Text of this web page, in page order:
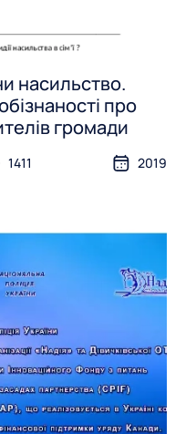
насильство.
про
громади
1411 2019